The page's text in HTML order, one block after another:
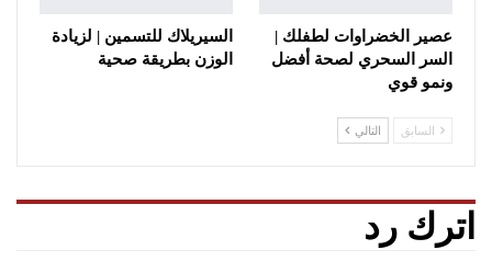
عصير الخضراوات لطفلك |
السر السحري لصحة أفضل
ونمو قوي
السيريلاك للتسمين | لزيادة
الوزن بطريقة صحية
السابق التالي
اترك رد